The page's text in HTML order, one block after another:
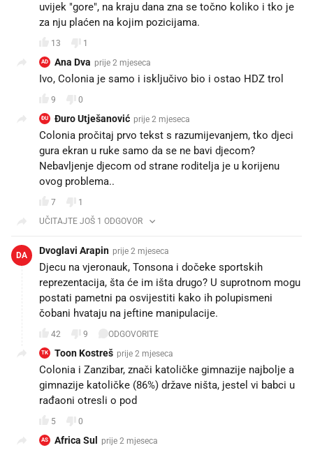
uvijek "gore", na kraju dana zna se točno koliko i tko je
za nju plaćen na kojim pozicijama.
13 1
AD Ana Dva prije 2 mjeseca
Ivo, Colonia je samo i isključivo bio i ostao HDZ trol
9 0
ĐU Đuro Utješanović prije 2 mjeseca
Colonia pročitaj prvo tekst s razumijevanjem, tko djeci
gura ekran u ruke samo da se ne bavi djecom?
Nebavljenje djecom od strane roditelja je u korijenu
ovog problema..
7
1
UČITAJTE JOŠ 1 ODGOVOR
DA Dvoglavi Arapin prije 2 mjeseca
Djecu na vjeronauk, Tonsona i dočeke sportskih
reprezentacija, šta će im išta drugo? U suprotnom mogu
postati pametni pa osvijestiti kako ih polupismeni
čobani hvataju na jeftine manipulacije.
42 9 ODGOVORITE
TK Toon Kostreš prije 2 mjeseca
Colonia i Zanzibar, znači katoličke gimnazije najbolje a
gimnazije katoličke (86%) države ništa, jestel vi babci u
rađaoni otresli o pod
5 0
AS Africa Sul prije 2 mjeseca